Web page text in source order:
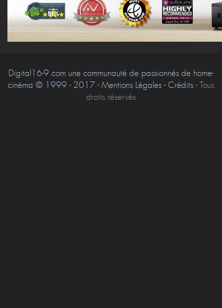
Digital16-9.com une communauté de passionnés de home-
cinéma © 1999 - 2017 - Mentions Légales - Crédits -Tous
droits réservés